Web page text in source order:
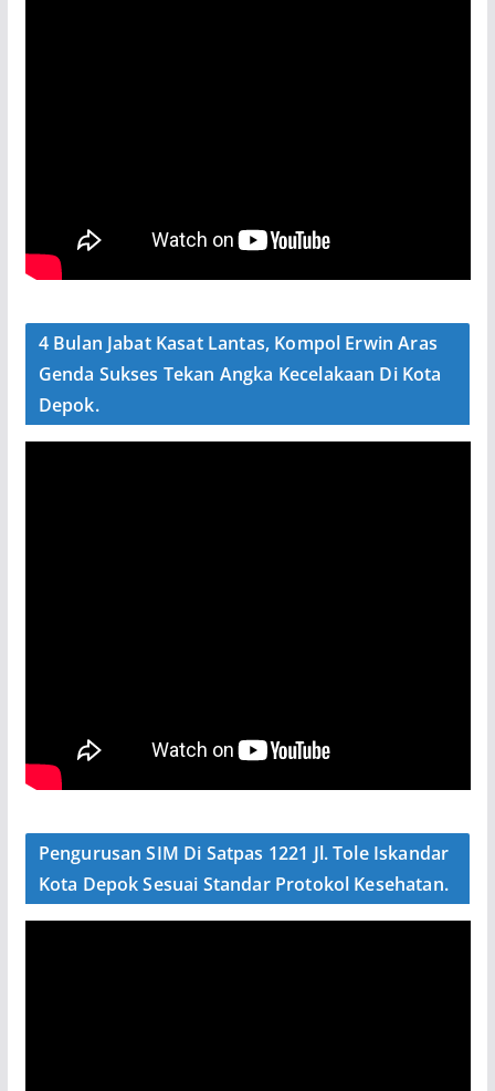
4 Bulan Jabat Kasat Lantas, Kompol Erwin Aras
Genda Sukses Tekan Angka Kecelakaan Di Kota
Depok.
Pengurusan SIM Di Satpas 1221 Jl. Tole Iskandar
Kota Depok Sesuai Standar Protokol Kesehatan.